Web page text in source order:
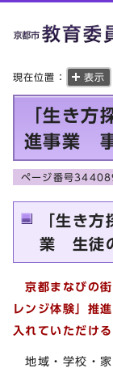
現在位置： 表示
「生き方
進事業
ページ番号
「生き
業 生徒
京都まなびの
レンジ体験」推
入れていただけ
地域・学校・家